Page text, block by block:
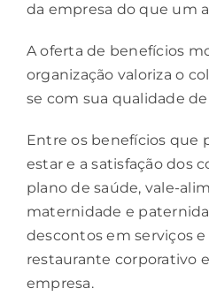
da empresa do que um
A oferta de benefícios
organização valoriza o
se com sua qualidade
Entre os benefícios que
estar e a satisfação dos
plano de saúde, vale-
maternidade e
descontos em serviços e
restaurante corporativo
empresa.